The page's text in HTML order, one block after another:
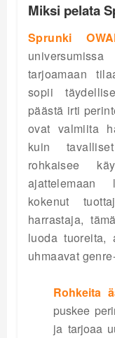
Miksi pelata
Sprunki
tarjoamaan
sopii
päästä irti
ovat valmiita
kuin
rohkaisee
ajattelemaan
kokenut
harrastaja,
luoda tuoreita,
uhmaavat
Rohkeita
puskee
ja tarjoaa